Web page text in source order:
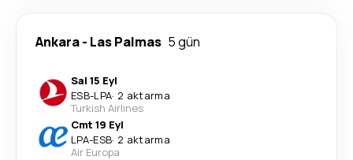
Ankara- Las Palmas 5 gün
Sal 15 Eyl
ESB-LPA· 2 aktarma
Turkish Airlines
Cmt 19 Eyl
LPA-ESB· 2 aktarma
Air Europa